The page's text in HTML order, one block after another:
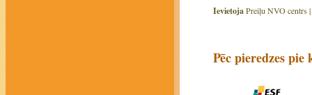
IevietojaPreiļu NVO centrs |
Pēc pieredzes